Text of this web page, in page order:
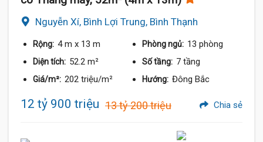
Nguyễn Xí, Bình Lợi Trung, Bình Thạnh
Rộng: 4 m x 13 m Phòng ngủ: 13 phòng
Diện tích: 52.2 m² Số tầng: 7 tầng
Giá/m²: 202 triệu/m² Hướng: Đông Bắc
12 tỷ 900 triệu 13 tỷ 200 triệu Chia sẻ